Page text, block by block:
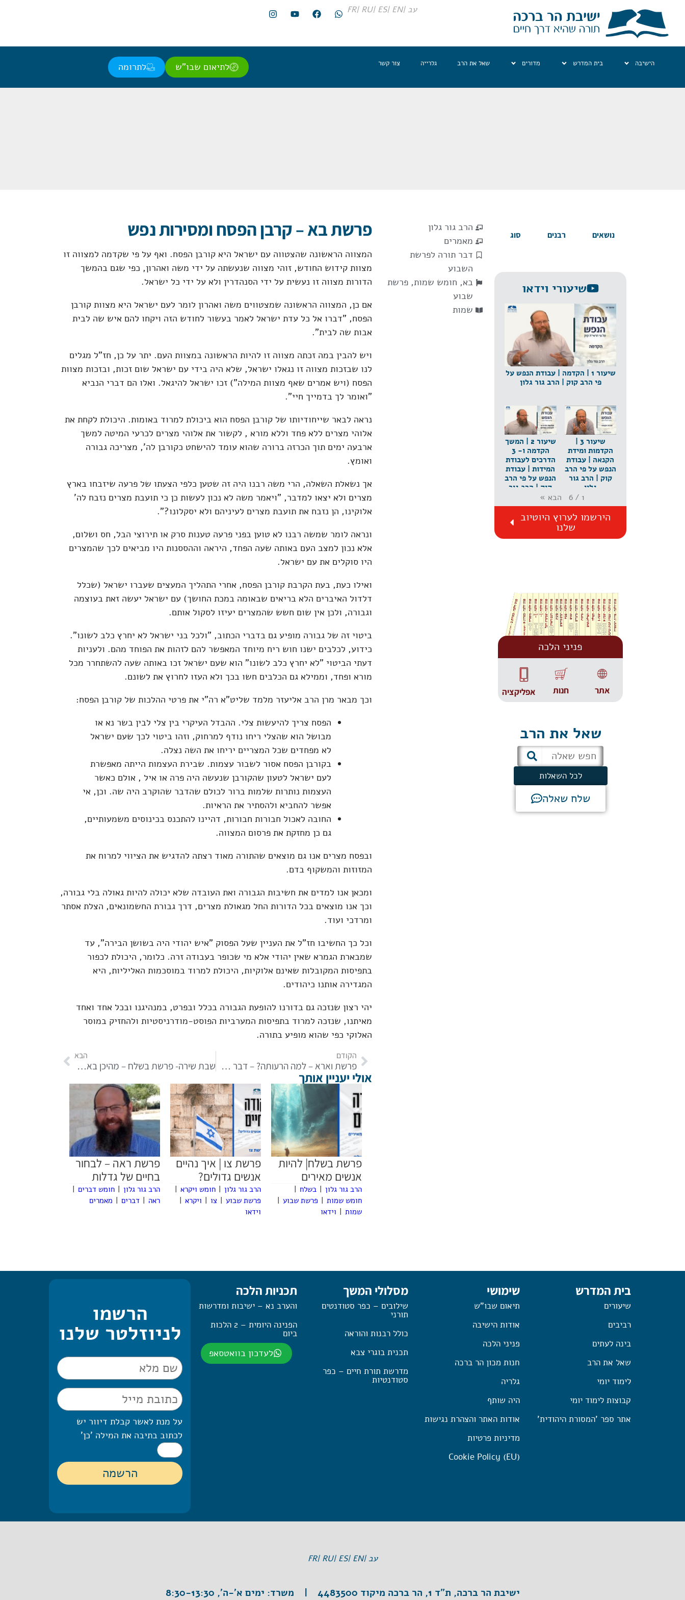
עב |EN |
ES |
RU |
FR
הישיבה בית המדרש מדורים שאל את הרב גלרייה צור קשר לתיאום שבו"ש לתרומה
נושאים רבנים סוג
שיעורי וידאו
שיעור 1 | הקדמה | עבודת הנפש על
פי הרב קוק | הרב גור גלון
שיעור 2 | המשך
הקדמה ו- 3
הדרכים לעבודת
המידות | עבודת
הנפש על פי הרב
קוק | הרב גור
הקדמות ומידת
הקנאה | עבודת
הנפש על פי הרב
קוק | הרב גור
גלון
1
/
6 הבא »
הירשמו לערוץ היוטיוב
שלנו
פניני הלכה
אתר חנות אפליקציה
שאל את הרב
לכל השאלות
שלח שאלה
הרב גור גלון
מאמרים
דבר תורה לפרשת
השבוע
בא, חומש שמות, פרשת
שבוע
שמות
פרשת בא – קרבן הפסח ומסירות נפש
המצווה הראשונה שהצטווה עם ישראל היא קורבן הפסח. ואף על פי שקדמה למצווה זו
מצוות קידוש החודש, זוהי מצווה שנעשתה על ידי משה ואהרון, כפי שגם בהמשך
הדורות מצווה זו נעשית על ידי הסנהדרין ולא על ידי כל ישראל.
אם כן, המצווה הראשונה שמצטווים משה ואהרון לומר לעם ישראל היא מצוות קורבן
הפסח, "דברו אל כל עדת ישראל לאמר בעשור לחודש הזה ויקחו להם איש שה לבית
אבות שה לבית".
ויש להבין במה זכתה מצווה זו להיות הראשונה במצוות העם. יתר על כן, חז"ל מגלים
לנו שבזכות מצווה זו נגאלו ישראל, שלא היה בידי עם ישראל שום זכות, ובזכות מצוות
הפסח (ויש אמרים שאף מצוות המילה") זכו ישראל להיגאל. ואלו הם דברי הנביא
"ואומר לך בדמייך חיי".
נראה לבאר שייחודיותו של קורבן הפסח הוא ביכולת למרוד באומות. היכולת לקחת את
אלוהי מצרים ללא פחד וללא מורא , לקשור את אלוהי מצרים לכרעי המיטה למשך
ארבעה ימים תוך הכרזה ברורה שהוא עומד להישחט כקורבן לה', מצריכה גבורה
ואומץ.
אך נשאלת השאלה, הרי משה רבנו היה זה שטען כלפי הצעתו של פרעה שיזבחו בארץ
מצרים ולא יצאו למדבר, "ויאמר משה לא נכון לעשות כן כי תועבת מצרים נזבח לה'
אלוקינו, הן נזבח את תועבת מצרים לעיניהם ולא יסקלונו?".
ונראה לומר שמשה רבנו לא טוען בפני פרעה טענות סרק או תירוצי הבל, חס ושלום,
אלא נכון למצב העם באותה שעה הפחד, היראה וההססנות היו מביאים לכך שהמצרים
היו סוקלים את עם ישראל.
ואילו כעת, בעת הקרבת קורבן הפסח, אחרי התהליך המעצים שעברו ישראל (שכלל
דלדול האיברים הלא בריאים שבאומה במכת החושך) עם ישראל יעשה זאת בעוצמה
וגבורה, ולכן אין שום חשש שהמצרים יעיזו לסקול אותם.
ביטוי זה של גבורה מופיע גם בדברי הכתוב, "ולכל בני ישראל לא יחרץ כלב לשונו".
כידוע, לכלבים ישנו חוש ריח מיוחד המאפשר להם לזהות את הפוחד מהם. ולעניות
דעתי הביטוי "לא יחרץ כלב לשונו" הוא שעם ישראל זכו באותה שעה להשתחרר מכל
מורא ופחד, וממילא גם הכלבים חשו בכך ולא העזו לחרוץ את לשונם.
וכך מבאר מרן הרב אליעזר מלמד שליט"א רה"י את פרטי ההלכות של קורבן הפסח:
הפסח צריך להיעשות צלי. ההבדל העיקרי בין צלי לבין בשר נא או
מבושל הוא שהצלי ריחו נודף למרחוק, וזהו ביטוי לכך שעם ישראל
לא מפחדים שכל המצריים יריחו את השה נצלה.
בקורבן הפסח אסור לשבור עצמות. שבירת העצמות הייתה מאפשרת
לעם ישראל לטעון שהקורבן שנעשה היה פרה או איל , אולם כאשר
העצמות נותרות שלמות ברור לכולם שהדבר שהוקרב היה שה. וכן, אי
אפשר להחביא ולהסתיר את הראיות.
החובה לאכול חבורות חבורות, דהיינו להתכנס בכינוסים משמעותיים,
גם כן מחזקת את פרסום המצווה.
ובפסח מצרים אנו גם מוצאים שהתורה מאוד רצתה להדגיש את הציווי למרוח את
המזוזות והמשקוף בדם.
ומכאן אנו למדים את חשיבות הגבורה ואת העובדה שלא יכולה להיות גאולה בלי גבורה,
וכך אנו מוצאים בכל הדורות החל מגאולת מצרים, דרך גבורת החשמונאים, הצלת אסתר
ומרדכי ועוד.
וכל כך החשיבו חז"ל את העניין שעל הפסוק "איש יהודי היה בשושן הבירה", עד
שמבארת הגמרא שאין יהודי אלא מי שכופר בעבודה זרה. כלומר, היכולת לכפור
בתפיסות המקובלות שאינם אלוקיות, היכולת למרוד במוסכמות האליליות, היא
המגדירה אותנו כיהודים.
יהי רצון שנזכה גם בדורנו להופעת הגבורה בכלל ובפרט, במנהיגנו ובכל אחד ואחד
מאיתנו, שנזכה למרוד בתפיסות המערביות הפוסט-מודרניסטיות ולהחזיק במוסר
האלוקי כפי שהוא מופיע בתורה.
הקודם
פרשת וארא – למה הרעותה? – דבר תורה לפרשת השבוע
הבא
שבת שירה- פרשת בשלח – מהיכן באה השירה?
אולי יעניין אותך
פרשת בשלח| להיות
אנשים מאירים
הרב גור גלון | בשלח |
חומש שמות | פרשת שבוע |
שמות | וידאו
פרשת צו | איך נהיים
אנשים גדולים?
הרב גור גלון | חומש ויקרא |
פרשת שבוע | צו | ויקרא |
וידאו
פרשת ראה – לבחור
בחיים של גדלות
הרב גור גלון | חומש דברים |
ראה | דברים | מאמרים
בית המדרש
שיעורים
רביבים
בינה לעתים
שאל את הרב
לימוד יומי
קבוצות לימוד יומי
אתר ספר 'המסורת היהודית'
שימושי
תיאום שבו"ש
אודות הישיבה
פניני הלכה
חנות מכון הר ברכה
גלריה
היה שותף
אודות האתר והצהרת נגישות
מדיניות פרטיות
Cookie Policy (EU)
מסלולי המשך
שילובים – כפר סטודנטים
תורני
כולל רבנות והוראה
תכנית בוגרי צבא
מדרשת תורת חיים – כפר
סטודנטיות
תכניות הלכה
והערב נא – ישיבות ומדרשות
הפנינה היומית – 2 הלכות
ביום
לעדכון בוואטסאפ
הרשמו
לניוזלטר שלנו
על מנת לאשר קבלת דיוור יש
לכתוב בתיבה את המילה 'כן'
עב |EN |
ES |
RU |
FR
ישיבת הר ברכה, ת"ד 1, הר ברכה מיקוד 4483500 | משרד: ימים א'-ה', 8:30-13:30